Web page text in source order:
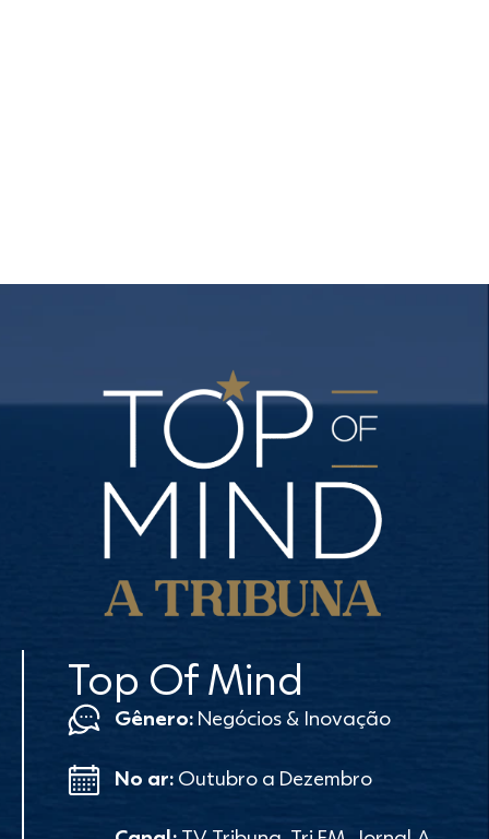
Top Of Mind
Gênero:Negócios & Inovação
No ar:Outubro a Dezembro